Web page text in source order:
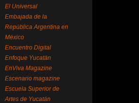
El Universal
Embajada de la
República Argentina en
México
Encuentro Digital
Enfoque Yucatán
EnViva Magazine
Escenario magazine
Escuela Superior de
Artes de Yucatán